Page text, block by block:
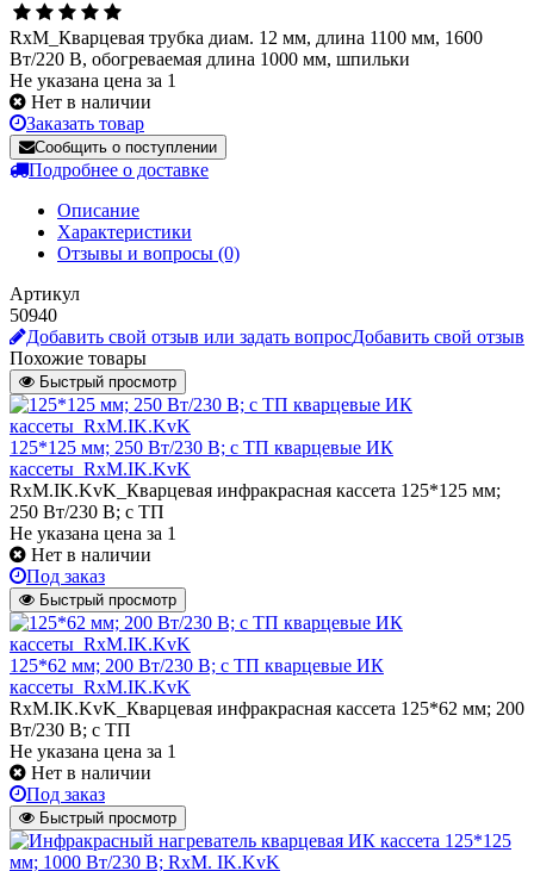
RxM_Кварцевая трубка диам. 12 мм, длина 1100 мм, 1600
Вт/220 В, обогреваемая длина 1000 мм, шпильки
Не указана цена за 1
Нет в наличии
Заказать товар
Сообщить о поступлении
Подробнее о доставке
Описание
Характеристики
Отзывы и вопросы (0)
Артикул
50940
Добавить свой отзыв или задать вопросДобавить свой отзыв
Похожие товары
Быстрый просмотр
125*125 мм; 250 Вт/230 В; с ТП кварцевые ИК
кассеты_RxM.IK.KvK
RxM.IK.KvK_Кварцевая инфракрасная кассета 125*125 мм;
250 Вт/230 В; с ТП
Не указана цена за 1
Нет в наличии
Под заказ
Быстрый просмотр
125*62 мм; 200 Вт/230 В; с ТП кварцевые ИК
кассеты_RxM.IK.KvK
RxM.IK.KvK_Кварцевая инфракрасная кассета 125*62 мм; 200
Вт/230 В; с ТП
Не указана цена за 1
Нет в наличии
Под заказ
Быстрый просмотр